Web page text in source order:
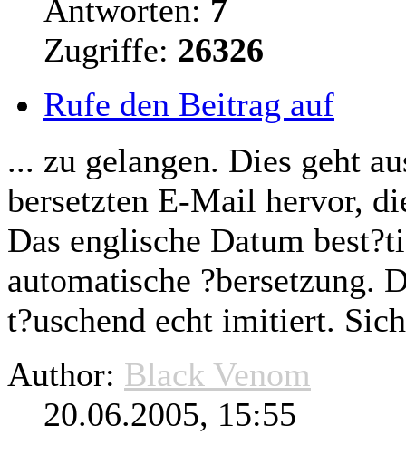
Antworten: 7
Zugriffe: 26326
Rufe den Beitrag auf
... zu gelangen. Dies geht
bersetzten E-Mail hervor,
Das englische Datum best?
automatische ?bersetzung.
t?uschend echt imitiert.
Author: Black Venom
20.06.2005, 15:55